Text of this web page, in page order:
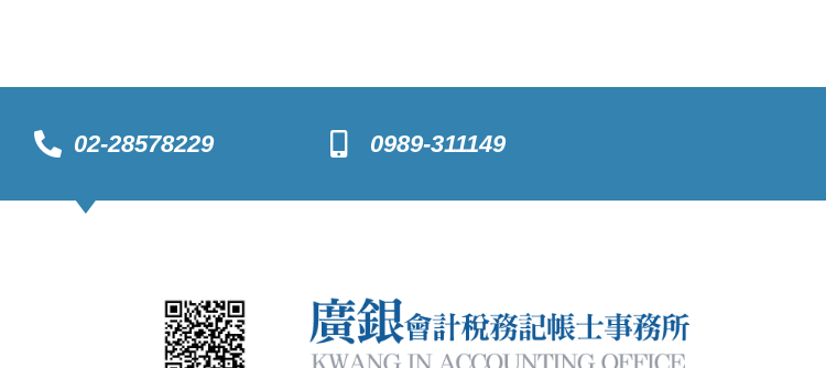
02-28578229 0989-311149